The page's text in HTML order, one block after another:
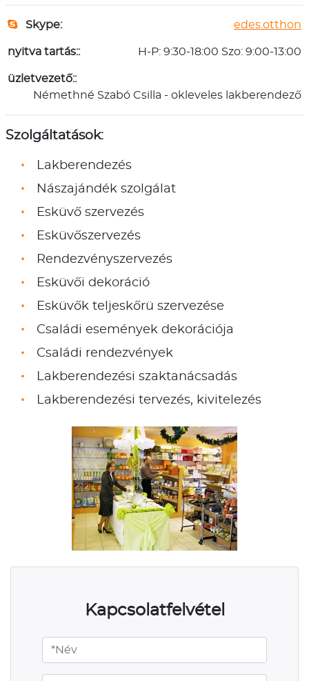
Skype: edes.otthon
nyitva tartás:: H-P: 9:30-18:00 Szo: 9:00-13:00
üzletvezető::
Némethné Szabó Csilla - okleveles lakberendező
Szolgáltatások:
Lakberendezés
Nászajándék szolgálat
Esküvő szervezés
Esküvőszervezés
Rendezvényszervezés
Esküvői dekoráció
Esküvők teljeskőrü szervezése
Családi események dekorációja
Családi rendezvények
Lakberendezési szaktanácsadás
Lakberendezési tervezés, kivitelezés
Kapcsolatfelvétel